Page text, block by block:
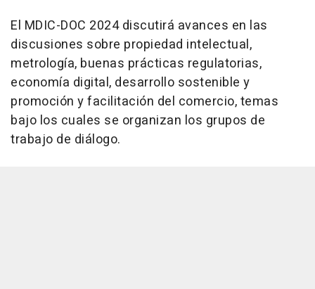
El MDIC-DOC 2024 discutirá avances en las
discusiones sobre propiedad intelectual,
metrología, buenas prácticas regulatorias,
economía digital, desarrollo sostenible y
promoción y facilitación del comercio, temas
bajo los cuales se organizan los grupos de
trabajo de diálogo.